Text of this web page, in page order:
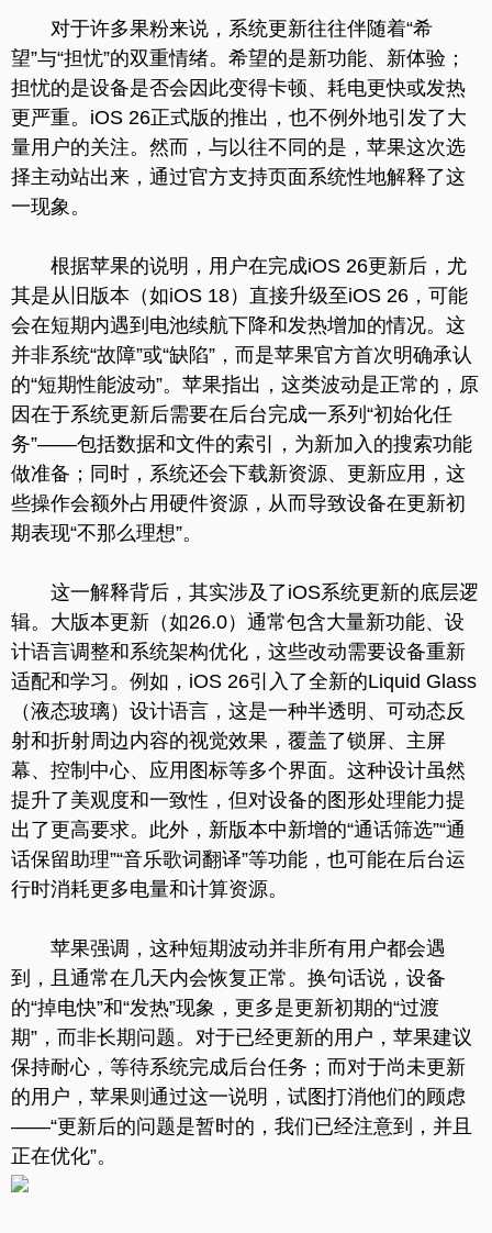
对于许多果粉来说，系统更新往往伴随着“希
望”与“担忧”的双重情绪。希望的是新功能、新体验；
担忧的是设备是否会因此变得卡顿、耗电更快或发热
更严重。iOS 26正式版的推出，也不例外地引发了大
量用户的关注。然而，与以往不同的是，苹果这次选
择主动站出来，通过官方支持页面系统性地解释了这
一现象。
根据苹果的说明，用户在完成iOS 26更新后，尤
其是从旧版本（如iOS 18）直接升级至iOS 26，可能
会在短期内遇到电池续航下降和发热增加的情况。这
并非系统“故障”或“缺陷”，而是苹果官方首次明确承认
的“短期性能波动”。苹果指出，这类波动是正常的，原
因在于系统更新后需要在后台完成一系列“初始化任
务”——包括数据和文件的索引，为新加入的搜索功能
做准备；同时，系统还会下载新资源、更新应用，这
些操作会额外占用硬件资源，从而导致设备在更新初
期表现“不那么理想”。
这一解释背后，其实涉及了iOS系统更新的底层逻
辑。大版本更新（如26.0）通常包含大量新功能、设
计语言调整和系统架构优化，这些改动需要设备重新
适配和学习。例如，iOS 26引入了全新的Liquid Glass
（液态玻璃）设计语言，这是一种半透明、可动态反
射和折射周边内容的视觉效果，覆盖了锁屏、主屏
幕、控制中心、应用图标等多个界面。这种设计虽然
提升了美观度和一致性，但对设备的图形处理能力提
出了更高要求。此外，新版本中新增的“通话筛选”“通
话保留助理”“音乐歌词翻译”等功能，也可能在后台运
行时消耗更多电量和计算资源。
苹果强调，这种短期波动并非所有用户都会遇
到，且通常在几天内会恢复正常。换句话说，设备
的“掉电快”和“发热”现象，更多是更新初期的“过渡
期”，而非长期问题。对于已经更新的用户，苹果建议
保持耐心，等待系统完成后台任务；而对于尚未更新
的用户，苹果则通过这一说明，试图打消他们的顾虑
——“更新后的问题是暂时的，我们已经注意到，并且
正在优化”。